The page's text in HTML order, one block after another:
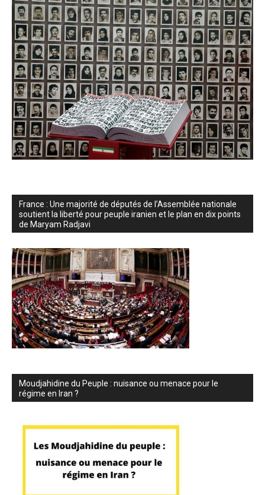
France : Une majorité de députés de l’Assemblée nationale
soutient la liberté pour peuple iranien et le plan en dix points
de Maryam Radjavi
Moudjahidine du Peuple : nuisance ou menace pour le
régime en Iran ?